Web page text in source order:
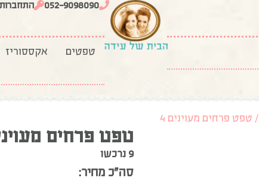
052-9098090 התחברות
טפטים אקססוריז
/ טפט פרחים מעוינים 4
טפט פרחים
9 נרכשו
סה”כ מחיר: